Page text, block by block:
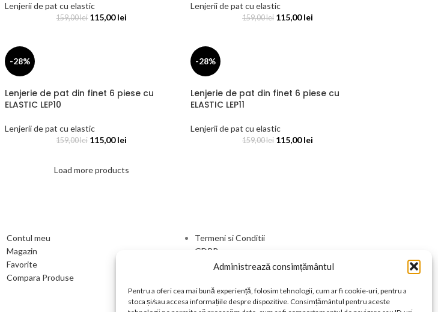
Administrează consimțământul
Pentru a oferi cea mai bună experiență, folosim tehnologii, cum ar fi cookie-uri, pentru a
stoca și/sau accesa informațiile despre dispozitive. Consimțământul pentru aceste
Lenjerii de pat cu elastic
159,00lei 115,00lei
Lenjerii de pat cu elastic
159,00lei 115,00lei
-28%
Lenjerie de pat din finet 6 piese cu
ELASTIC LEP10
Lenjerii de pat cu elastic
159,00lei 115,00lei
-28%
Lenjerie de pat din finet 6 piese cu
ELASTIC LEP11
Lenjerii de pat cu elastic
159,00lei 115,00lei
Load more products
Contul meu
Magazin
Favorite
Compara Produse
Termeni si Conditii
GDPR
Livrare si Retur